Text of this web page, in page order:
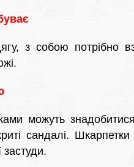
з собою потрібно
можуть
сандалі. Шкарпетки
застуди.